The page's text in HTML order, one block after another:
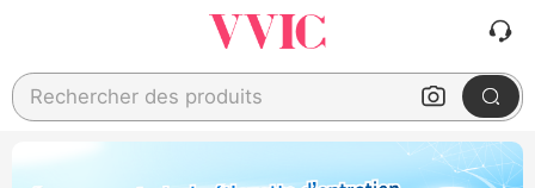
Rechercher des produits